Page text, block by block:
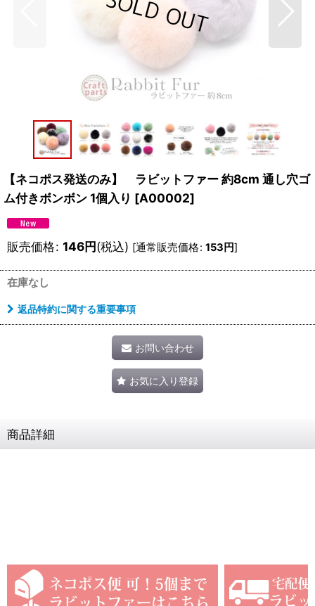
【ネコポス発送のみ】 ラビットファー 約8cm 通し穴ゴ
ム付きボンボン 1個入り [A00002]
販売価格: 146円(税込) [通常販売価格: 153 円]
在庫なし
返品特約に関する重要事項
お問い合わせ
お気に入り登録
商品詳細